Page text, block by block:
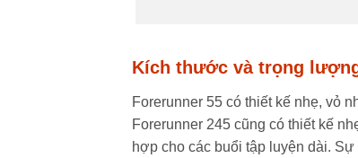
Kích thước và trọng
Forerunner 55 có thiết kế nhẹ, vỏ
Forerunner 245 cũng có thiết kế
hợp cho các buổi tập luyện dài.